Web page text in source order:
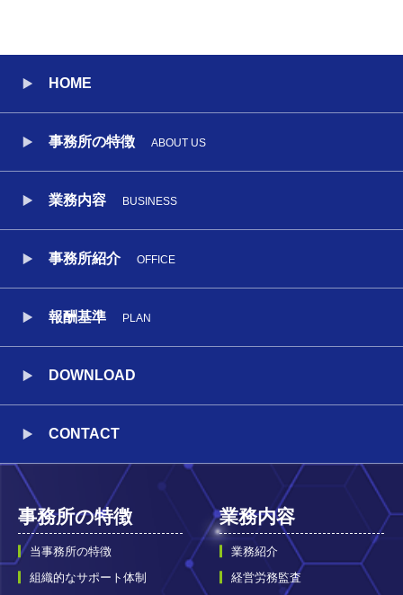
HOME
事務所の特徴 ABOUT US
業務内容 BUSINESS
事務所紹介 OFFICE
報酬基準 PLAN
DOWNLOAD
CONTACT
事務所の特徴
当事務所の特徴
組織的なサポート体制
業務内容
業務紹介
経営労務監査